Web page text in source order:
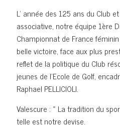
L' année des 125 ans du Club
associative, notre équipe 1ère
Championnat de France
belle victoire, face aux plus
reflet de la politique du Club
jeunes de l’Ecole de Golf,
Raphael PELLICIOLI.
Valescure : « La tradition du
telle est notre devise.